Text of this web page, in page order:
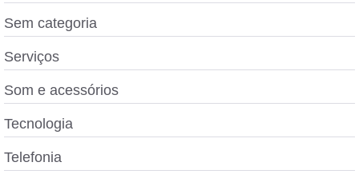
Sem categoria
Serviços
Som e acessórios
Tecnologia
Telefonia